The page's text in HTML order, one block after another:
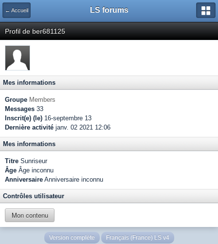
← Accueil LS forums
Profil de ber681125
Mes informations
Groupe Members
Messages 33
Inscrit(e) (le) 16-septembre 13
Dernière activité janv. 02 2021 12:06
Mes informations
Titre Sunriseur
Âge Âge inconnu
Anniversaire Anniversaire inconnu
Contrôles utilisateur
Mon contenu
Version complète Français (France) LS v4